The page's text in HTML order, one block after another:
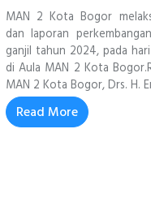
MAN 2 Kota Bogor
dan laporan
ganjil tahun 2024, pada
di Aula MAN 2 Kota
MAN 2 Kota Bogor, Drs. H.
Read More